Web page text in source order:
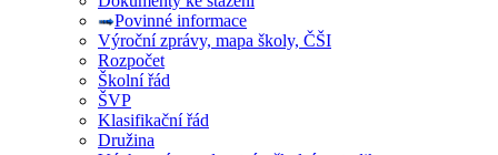
Povinné informace
Výroční zprávy, mapa školy, ČŠI
Rozpočet
Školní řád
ŠVP
Klasifikační řád
Družina